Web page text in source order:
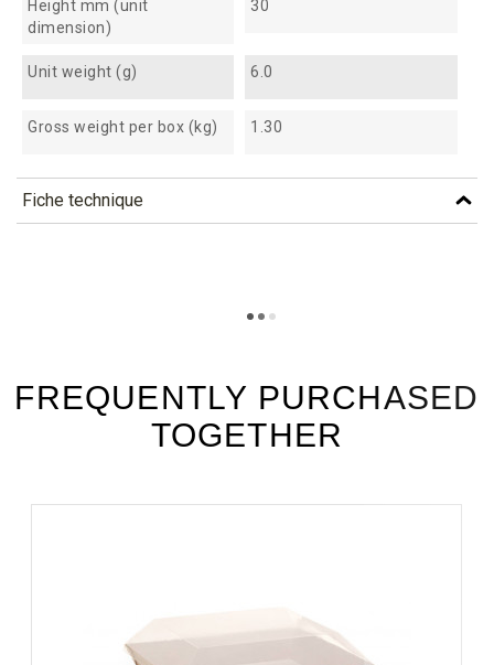
Height mm (unit
dimension)
30
Unit weight (g) 6.0
Gross weight per box (kg) 1.30
Fiche technique
FREQUENTLY PURCHASED
TOGETHER